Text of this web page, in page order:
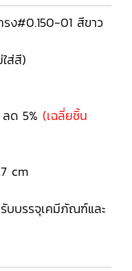
ง#0.150-01 สีขาว
ส่สี)
ด 5% (เฉลี่ยชิ้น
cm
บบรรจุเคมีภัณฑ์และ